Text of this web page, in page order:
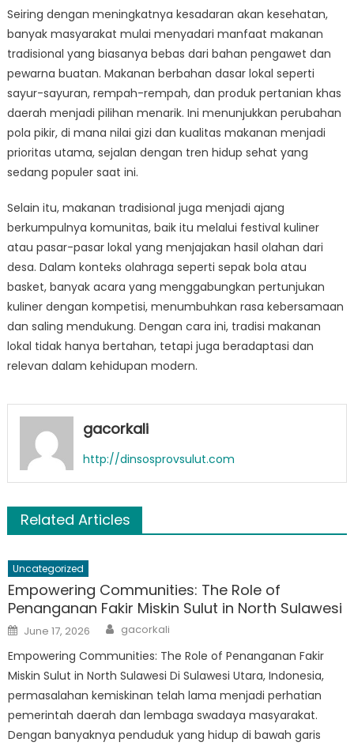
Seiring dengan meningkatnya kesadaran akan kesehatan,
banyak masyarakat mulai menyadari manfaat makanan
tradisional yang biasanya bebas dari bahan pengawet dan
pewarna buatan. Makanan berbahan dasar lokal seperti
sayur-sayuran, rempah-rempah, dan produk pertanian khas
daerah menjadi pilihan menarik. Ini menunjukkan perubahan
pola pikir, di mana nilai gizi dan kualitas makanan menjadi
prioritas utama, sejalan dengan tren hidup sehat yang
sedang populer saat ini.
Selain itu, makanan tradisional juga menjadi ajang
berkumpulnya komunitas, baik itu melalui festival kuliner
atau pasar-pasar lokal yang menjajakan hasil olahan dari
desa. Dalam konteks olahraga seperti sepak bola atau
basket, banyak acara yang menggabungkan pertunjukan
kuliner dengan kompetisi, menumbuhkan rasa kebersamaan
dan saling mendukung. Dengan cara ini, tradisi makanan
lokal tidak hanya bertahan, tetapi juga beradaptasi dan
relevan dalam kehidupan modern.
gacorkali
http://dinsosprovsulut.com
Related Articles
Uncategorized
Empowering Communities: The Role of
Penanganan Fakir Miskin Sulut in North Sulawesi
Posted
on
June 17, 2026 Author
gacorkali
Empowering Communities: The Role of Penanganan Fakir
Miskin Sulut in North Sulawesi Di Sulawesi Utara, Indonesia,
permasalahan kemiskinan telah lama menjadi perhatian
pemerintah daerah dan lembaga swadaya masyarakat.
Dengan banyaknya penduduk yang hidup di bawah garis